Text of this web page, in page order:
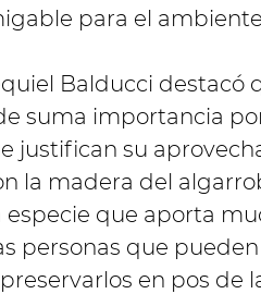
para el
Balducci destacó
suma importancia
justifican su
la madera del
especie que aporta
personas que
en pos de